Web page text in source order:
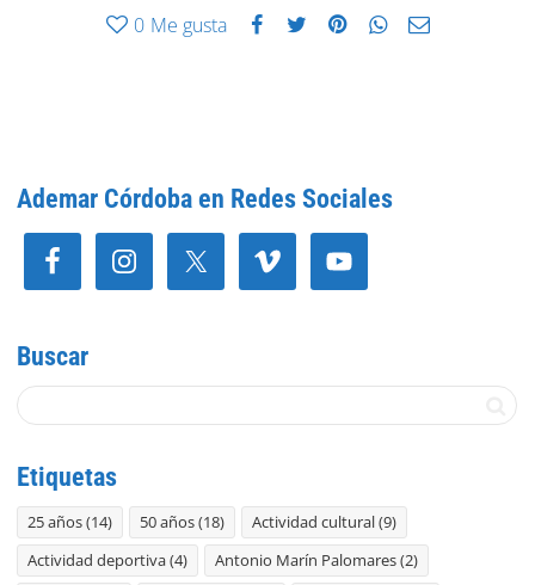
0 Me gusta
Ademar Córdoba en Redes Sociales
Buscar
Etiquetas
25 años(14) 50 años(18) Actividad cultural(9)
Actividad deportiva(4) Antonio Marín Palomares(2)